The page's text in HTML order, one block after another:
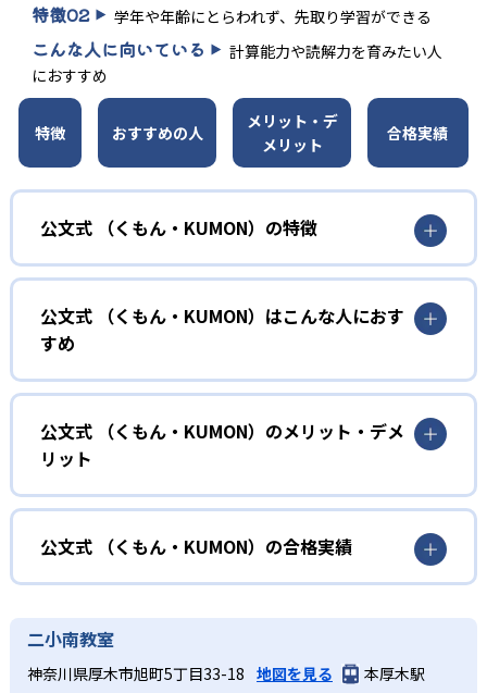
特徴02 学年や年齢にとらわれず、先取り学習ができる
こんな人に向いている
計算能力や読解力を育みたい人
におすすめ
特徴 おすすめの人
メリット・デ
メリット
合格実績
公文式 （くもん・KUMON）の特徴
01
無学年式の学力別学習
KUMONでは、年齢や学年にとらわれずに、一人ひとりの学
力に応じたレベルから学習を始めている。
確実に100点が取れるレベルから少しずつ難易度を上げてい
しさを経験できる。
ルステップで進んでいけるよう工夫されている。このスタ
イルは子どもの学習意欲をかき立てるため、教えてもらう
という受け身の姿勢ではなく、自ら進んで学ぶ姿勢を身に
つけられるだろう。
また、自学学習スタイルで学ぶ子どもたちは、自らの学習
課題に気がつくようになる。学年を超えた範囲も学習でき
公文式 （くもん・KUMON）はこんな人におす
すめ
幼児
小学校に入る準備をしたい幼児向け
KUMONでは細かいステップに分かれた教材で、わかる楽し
さを経験しながら無理なく力を高めていける。
性格や学習への取り組み姿勢に合わせて内容も調整するた
め、小学校に入ってもつまずきにくい学力を身につけられ
るだろう。
中学に向けて苦手教科を克服したい子ども向け
KUMONでは経験豊富な先生が、子どものやる気を引き出せ
公文式 （くもん・KUMON）のメリット・デメ
リット
どんなメリットがある？
KUMONでは自学自習スタイルで勉強するため、集中力や目
標に向かって頑張りやり抜く力を育むことができる。ま
た、年齢や学年にとらわれずに自分の学力に相応したレベ
ルから学習できるため、難しすぎてやる気を損ねたり、簡
単すぎて退屈することもない。
どんなデメリットがある？
公文式 （くもん・KUMON）の合格実績
KUMONは、公式サイトでは合格実績は公開していない。志
わせたい。
二小南教室
神奈川県厚木市旭町5丁目33-18 地図を見る
本厚木駅